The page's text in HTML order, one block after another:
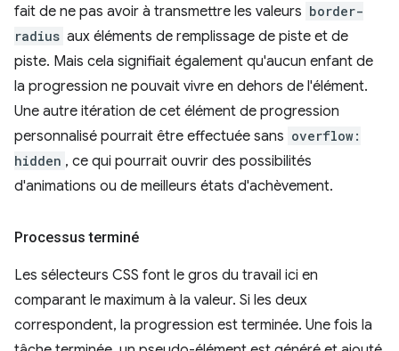
fait de ne pas avoir à transmettre les valeurs border-
radius aux éléments de remplissage de piste et de
piste. Mais cela signifiait également qu'aucun enfant de
la progression ne pouvait vivre en dehors de l'élément.
Une autre itération de cet élément de progression
personnalisé pourrait être effectuée sans overflow:
hidden , ce qui pourrait ouvrir des possibilités
d'animations ou de meilleurs états d'achèvement.
Processus terminé
Les sélecteurs CSS font le gros du travail ici en
comparant le maximum à la valeur. Si les deux
correspondent, la progression est terminée. Une fois la